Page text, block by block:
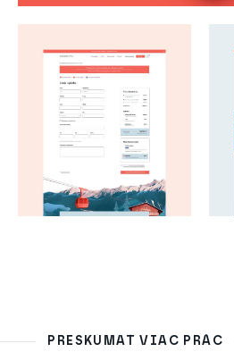
PRESKÚMAŤ VIAC PRÁC